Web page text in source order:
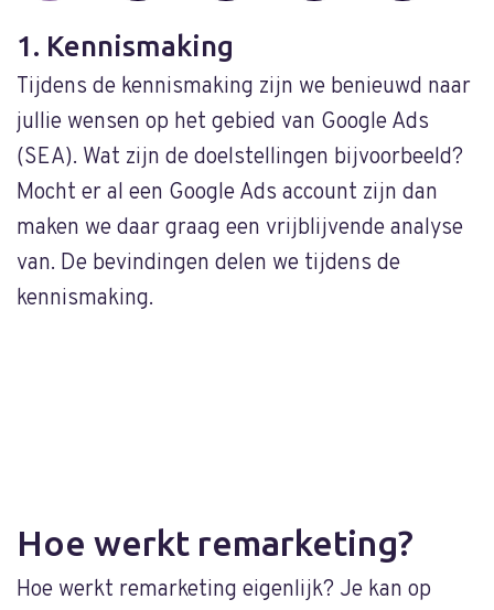
1. Kennismaking
Tijdens de kennismaking zijn we benieuwd naar
jullie wensen op het gebied van Google Ads
(SEA). Wat zijn de doelstellingen bijvoorbeeld?
Mocht er al een Google Ads account zijn dan
maken we daar graag een vrijblijvende analyse
van. De bevindingen delen we tijdens de
kennismaking.
Hoe werkt remarketing?
Hoe werkt remarketing eigenlijk? Je kan op